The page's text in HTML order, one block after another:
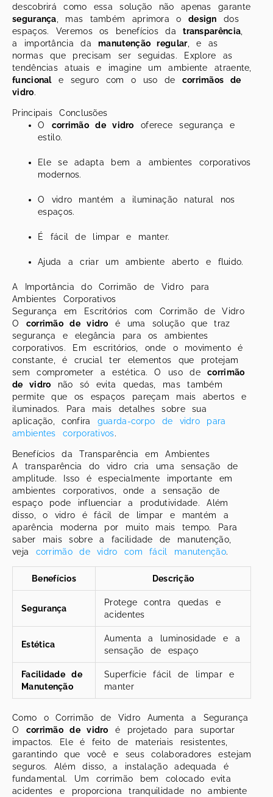
descobrirá como essa solução não apenas garante
segurança , mas também aprimora o design dos
espaços. Veremos os benefícios datransparência
a importância damanutenção regular, e as
normas que precisam ser seguidas. Explore as
tendências atuais e imagine um ambiente atraente,
funcionale seguro com o uso de corrimãos de
vidro.
Principais Conclusões
O corrimão de vidro oferece segurança e
estilo.
Ele se adapta bem a ambientes corporativos
modernos.
O vidro mantém a iluminação natural nos
espaços.
É fácil de limpar e manter.
Ajuda a criar um ambiente aberto e fluido.
A Importância do Corrimão de Vidro para
Ambientes Corporativos
Segurança em Escritórios com Corrimão de Vidro
O corrimão de vidro é uma solução que traz
segurança e elegância para os ambientes
corporativos. Em escritórios, onde o movimento é
constante, é crucial ter elementos que protejam
sem comprometer a estética. O uso decorrimão
de vidro não só evita quedas, mas também
permite que os espaços pareçam mais abertos e
iluminados. Para mais detalhes sobre sua
aplicação, confira guarda-corpo de vidro para
ambientes corporativos.
Benefícios da Transparência em Ambientes
A transparência do vidro cria uma sensação de
amplitude. Isso é especialmente importante em
ambientes corporativos, onde a sensação de
espaço pode influenciar a produtividade. Além
disso, o vidro é fácil de limpar e mantém a
aparência moderna por muito mais tempo. Para
saber mais sobre a facilidade de manutenção,
veja corrimão de vidro com fácil manutenção.
Benefícios Descrição
Segurança
Protege contra quedas e
acidentes
Estética
Aumenta a luminosidade e a
sensação de espaço
Facilidade de
Manutenção
Superfície fácil de limpar e
manter
Como o Corrimão de Vidro Aumenta a Segurança
O corrimão de vidro é projetado para suportar
impactos. Ele é feito de materiais resistentes,
garantindo que você e seus colaboradores estejam
seguros. Além disso, a instalação adequada é
fundamental. Um corrimão bem colocado evita
acidentes e proporciona tranquilidade no ambiente